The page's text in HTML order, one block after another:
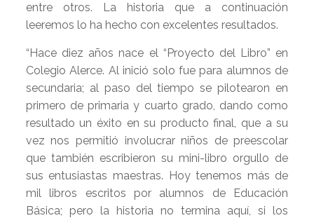
entre otros. La historia que a continuación
leeremos lo ha hecho con excelentes resultados.
“Hace diez años nace el “Proyecto del Libro” en
Colegio Alerce. Al inició solo fue para alumnos de
secundaria; al paso del tiempo se pilotearon en
primero de primaria y cuarto grado, dando como
resultado un éxito en su producto final, que a su
vez nos permitió involucrar niños de preescolar
que también escribieron su mini-libro orgullo de
sus entusiastas maestras. Hoy tenemos más de
mil libros escritos por alumnos de Educación
Básica; pero la historia no termina aquí, si los